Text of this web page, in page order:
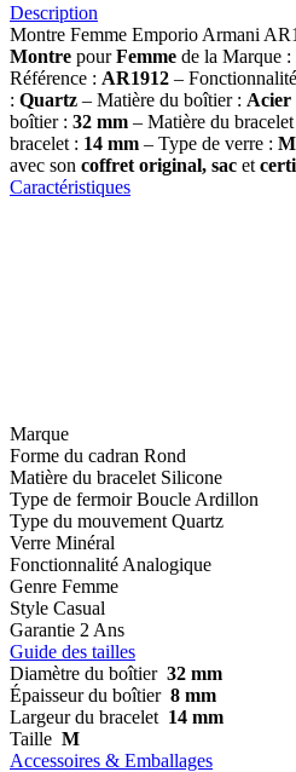
Description
Montre Femme Emporio Armani
Montre pourFemme de la Marque :
Référence : AR1912 –
: Quartz – Matière du boîtier : Acier
boîtier : 32 mm – Matière du bracelet
bracelet : 14 mm – Type de verre :
avec son coffret original, sac et
Caractéristiques
Marque
Forme du cadran Rond
Matière du bracelet Silicone
Type de fermoir Boucle Ardillon
Type du mouvement Quartz
Verre Minéral
Fonctionnalité Analogique
Genre Femme
Style Casual
Garantie 2 Ans
Guide des tailles
Diamètre du boîtier 32 mm
Épaisseur du boîtier 8 mm
Largeur du bracelet 14 mm
Taille M
Accessoires & Emballages